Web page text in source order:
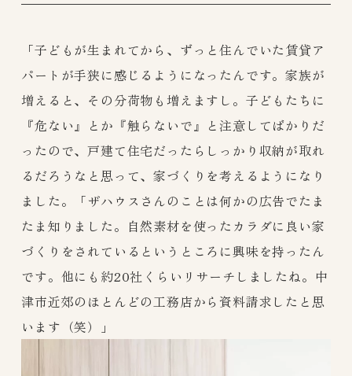
「子どもが生まれてから、ずっと住んでいた賃貸ア
パートが手狭に感じるようになったんです。家族が
増えると、その分荷物も増えますし。子どもたちに
『危ない』とか『触らないで』と注意してばかりだ
ったので、戸建て住宅だったらしっかり収納が取れ
るだろうなと思って、家づくりを考えるようになり
ました。「ザハウスさんのことは何かの広告でたま
たま知りました。自然素材を使ったカラダに良い家
づくりをされているというところに興味を持ったん
です。他にも約20社くらいリサーチしましたね。中
津市近郊のほとんどの工務店から資料請求したと思
います（笑）」